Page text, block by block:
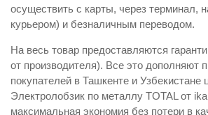
осуществить с карты, через терминал,
курьером) и безналичным переводом.
На весь товар предоставляются
от производителя). Все это дополняют
покупателей в Ташкенте и Узбекистане
Электролобзик по металлу TOTAL от
максимальная экономия без потери в